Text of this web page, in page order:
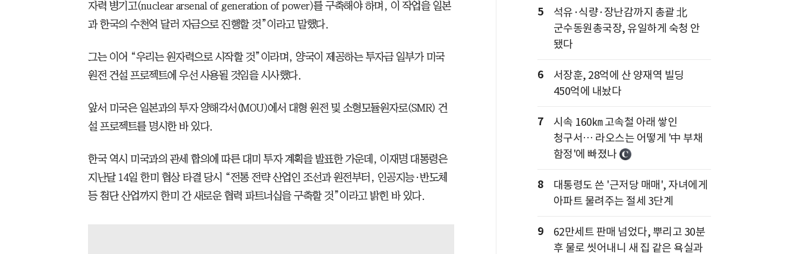
자력 병기고(nuclear arsenal of generation of power)를 구축해야 하며, 이 작업을 일본
과 한국의 수천억 달러 자금으로 진행할 것”이라고 말했다.
그는 이어 “우리는 원자력으로 시작할 것”이라며, 양국이 제공하는 투자금 일부가 미국
원전 건설 프로젝트에 우선 사용될 것임을 시사했다.
앞서 미국은 일본과의 투자 양해각서(MOU)에서 대형 원전 및 소형모듈원자로(SMR) 건
설 프로젝트를 명시한 바 있다.
한국 역시 미국과의 관세 합의에 따른 대미 투자 계획을 발표한 가운데, 이재명 대통령은
지난달 14일 한미 협상 타결 당시 “전통 전략 산업인 조선과 원전부터, 인공지능·반도체
등 첨단 산업까지 한미 간 새로운 협력 파트너십을 구축할 것”이라고 밝힌 바 있다.
5
석유·식량·장난감까지 총괄 北
군수동원총국장, 유일하게 숙청 안
됐다
6
서장훈, 28억에 산 양재역 빌딩
450억에 내놨다
7
시속 160㎞ 고속철 아래 쌓인
청구서… 라오스는 어떻게 '中 부채
함정'에 빠졌나
8
대통령도 쓴 '근저당 매매', 자녀에게
아파트 물려주는 절세 3단계
9
62만세트 판매 넘었다, 뿌리고 30분
후 물로 씻어내니 새 집 같은 욕실과